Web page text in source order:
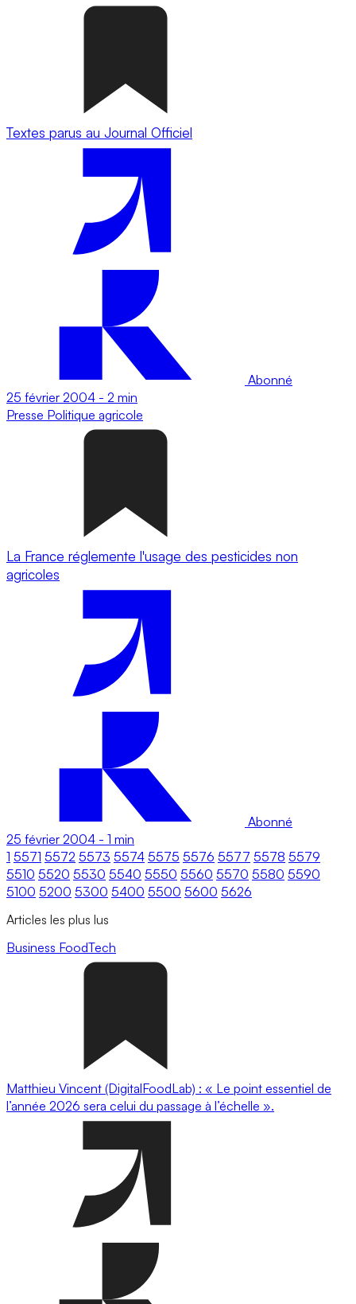
Textes parus au Journal Officiel
Abonné
25 février 2004 - 2 min
Presse Politique agricole
La France réglemente l'usage des pesticides non
agricoles
Abonné
25 février 2004 - 1 min
1 5571 5572 5573 5574 5575 5576 5577 5578 5579
5510 5520 5530 5540 5550 5560 5570 5580 5590
5100 5200 5300 5400 5500 5600 5626
Articles les plus lus
Business FoodTech
Matthieu Vincent (DigitalFoodLab) : « Le point essentiel de
l’année 2026 sera celui du passage à l’échelle ».